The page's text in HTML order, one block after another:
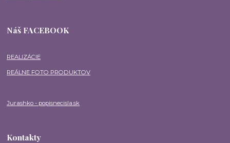
Náš FACEBOOK
REALIZÁCIE
REÁLNE FOTO PRODUKTOV
Jurashko - popisnecisla.sk
Kontakty